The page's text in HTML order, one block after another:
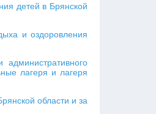
детей в Брянской
и оздоровления
лагеря и лагеря
области и за